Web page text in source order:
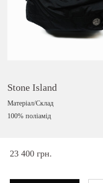
Stone Island
Матеріал/Склад
100% поліамід
23 400 грн.